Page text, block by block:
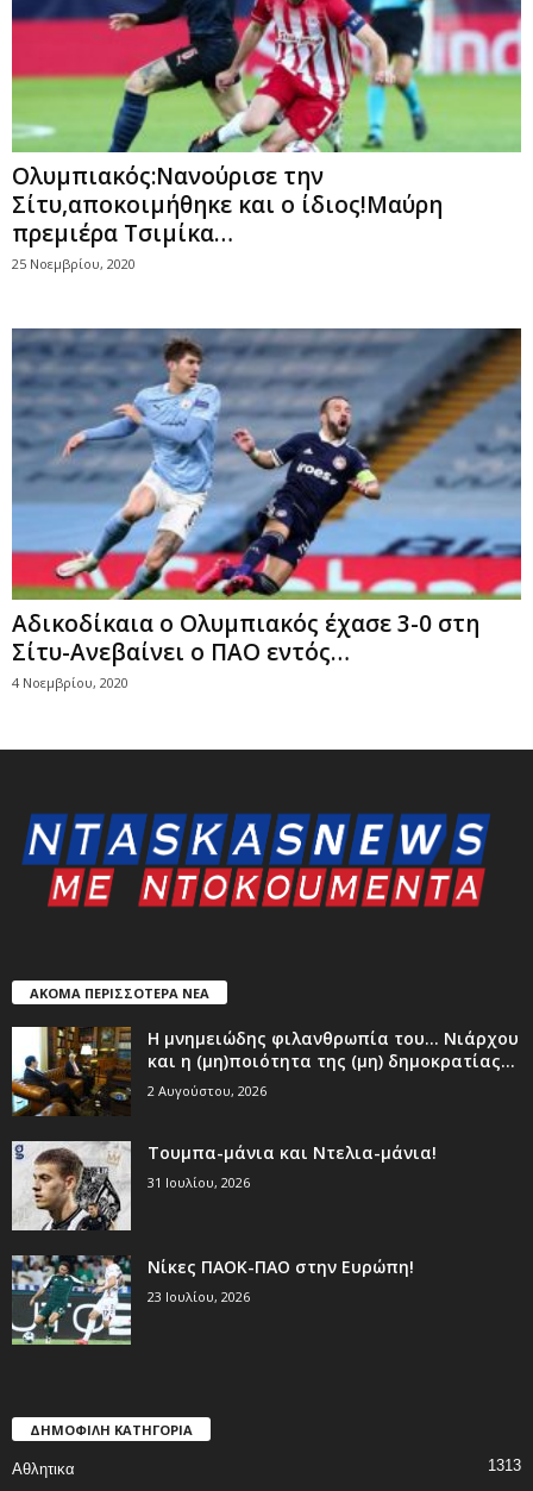
Ολυμπιακός:Νανούρισε την
Σίτυ,αποκοιμήθηκε και ο ίδιος!Μαύρη
πρεμιέρα Τσιμίκα…
25 Νοεμβρίου, 2020
Αδικοδίκαια ο Ολυμπιακός έχασε 3-0 στη
Σίτυ-Ανεβαίνει ο ΠΑΟ εντός…
4 Νοεμβρίου, 2020
ΑΚΟΜΑ ΠΕΡΙΣΣΟΤΕΡΑ ΝΕΑ
Η μνημειώδης φιλανθρωπία του… Νιάρχου
και η (μη)ποιότητα της (μη) δημοκρατίας...
2 Αυγούστου, 2026
Τουμπα-μάνια και Ντελια-μάνια!
31 Ιουλίου, 2026
Νίκες ΠΑΟΚ-ΠΑΟ στην Ευρώπη!
23 Ιουλίου, 2026
ΔΗΜΟΦΙΛΗ ΚΑΤΗΓΟΡΙΑ
Αθλητικα 1313